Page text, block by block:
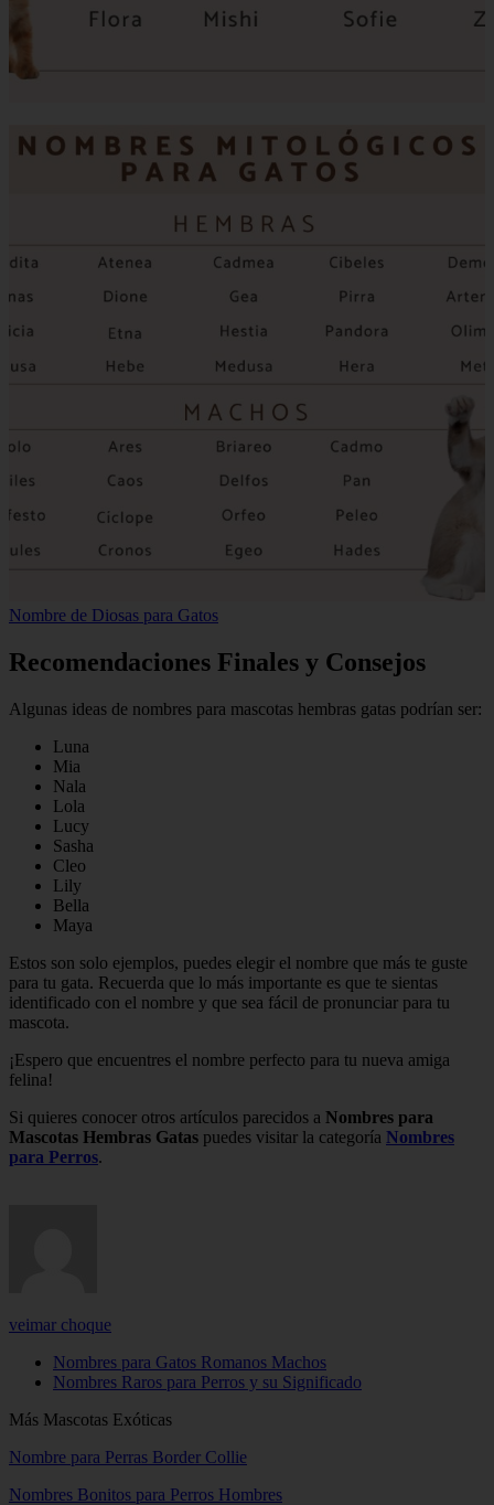
Nombre de Diosas para Gatos
Recomendaciones Finales y Consejos
Algunas ideas de nombres para mascotas hembras gatas podrían ser:
Luna
Mia
Nala
Lola
Lucy
Sasha
Cleo
Lily
Bella
Maya
Estos son solo ejemplos, puedes elegir el nombre que más te guste
para tu gata. Recuerda que lo más importante es que te sientas
identificado con el nombre y que sea fácil de pronunciar para tu
mascota.
¡Espero que encuentres el nombre perfecto para tu nueva amiga
felina!
Si quieres conocer otros artículos parecidos a Nombres para
Mascotas Hembras Gatas puedes visitar la categoría Nombres
para Perros.
veimar choque
Nombres para Gatos Romanos Machos
Nombres Raros para Perros y su Significado
Más Mascotas Exóticas
Nombre para Perras Border Collie
Nombres Bonitos para Perros Hombres